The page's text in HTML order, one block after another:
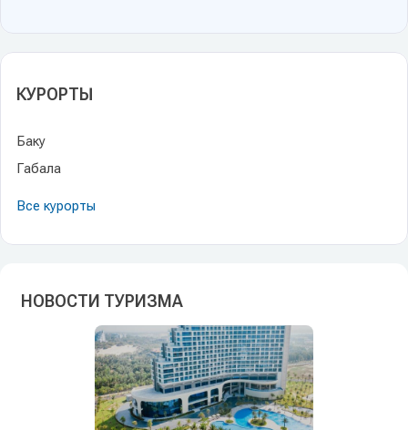
КУРОРТЫ
Баку
Габала
Все курорты
НОВОСТИ ТУРИЗМА